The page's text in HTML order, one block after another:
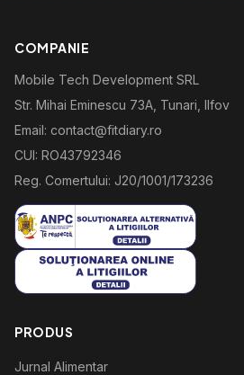
COMPANIE
Mobile Tech Development SRL
Str. Mihai Eminescu 73A, Tunari, Ilfov
Email: contact@fitdiary.ro
CUI: RO43792346
Reg. Comertului: J20/1001/173236
PRODUS
Jurnal Alimentar